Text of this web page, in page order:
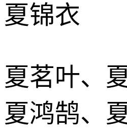
夏锦衣
夏茗叶、
夏鸿鹄、